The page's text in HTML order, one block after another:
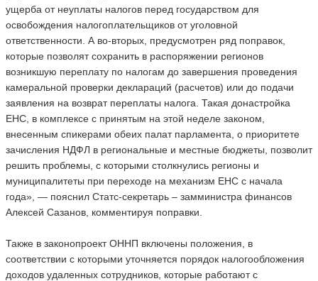
ущерба от неуплаты налогов перед государством для
освобождения налогоплательщиков от уголовной
ответственности. А во-вторых, предусмотрен ряд поправок,
которые позволят сохранить в распоряжении регионов
возникшую переплату по налогам до завершения проведения
камеральной проверки деклараций (расчетов) или до подачи
заявления на возврат переплаты налога. Такая донастройка
ЕНС, в комплексе с принятым на этой неделе законом,
внесенным спикерами обеих палат парламента, о приоритете
зачисления НДФЛ в региональные и местные бюджеты, позволит
решить проблемы, с которыми столкнулись регионы и
муниципалитеты при переходе на механизм ЕНС с начала
года», — пояснил Статс-секретарь – замминистра финансов
Алексей Сазанов, комментируя поправки.
Также в законопроект ОННП включены положения, в
соответствии с которыми уточняется порядок налогообложения
доходов удаленных сотрудников, которые работают с